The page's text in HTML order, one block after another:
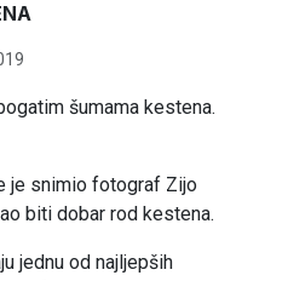
šumama kestena.
je snimio fotograf Zijo
biti dobar rod kestena.
jednu od najljepših